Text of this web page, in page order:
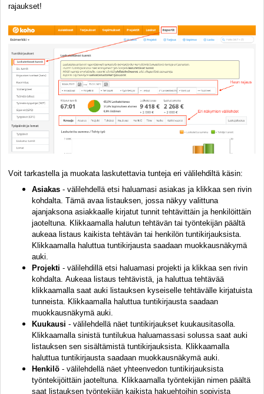
rajaukset!
Voit tarkastella ja muokata laskutettavia tunteja eri välilehdiltä käsin:
Asiakas - välilehdellä etsi haluamasi asiakas ja klikkaa sen rivin
kohdalta. Tämä avaa listauksen, jossa näkyy valittuna
ajanjaksona asiakkaalle kirjatut tunnit tehtävittäin ja henkilöittäin
jaoteltuna. Klikkaamalla halutun tehtävän tai työntekijän päältä
aukeaa listaus kaikista tehtävän tai henkilön tuntikirjauksista.
Klikkaamalla haluttua tuntikirjausta saadaan muokkausnäkymä
auki.
Projekti - välilehdillä etsi haluamasi projekti ja klikkaa sen rivin
kohdalta. Aukeaa listaus tehtävistä, ja haluttua tehtävää
klikkaamalla saat auki listauksen kyseiselle tehtävälle kirjatuista
tunneista. Klikkaamalla haluttua tuntikirjausta saadaan
muokkausnäkymä auki.
Kuukausi - välilehdellä näet tuntikirjaukset kuukausitasolla.
K likkaamalla sinistä tuntilukua haluamassasi solussa saat auki
listauksen sen sisältämistä tuntikirjauksista. Klikkaamalla
haluttua tuntikirjausta saadaan muokkausnäkymä auki.
Henkilö - välilehdellä näet yhteenvedon tuntikirjauksista
työntekijöittäin jaoteltuna . Klikkaamalla työntekijän nimen päältä
saat listauksen työntekijän kaikista hakuehtoihin sopivista